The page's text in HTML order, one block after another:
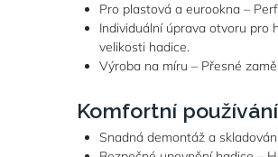
Pro plastová a eurookna –
Individuální úprava otvoru pro
velikosti hadice.
Výroba na míru – Přesné
Komfortní
Snadná demontáž a